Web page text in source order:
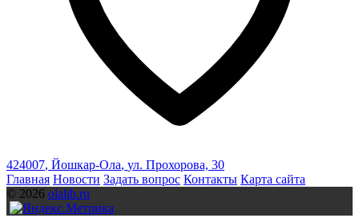
424007, Йошкар-Ола, ул. Прохорова, 30
Главная Новости Задать вопрос Контакты Карта сайта
© 2026 olalib.ru